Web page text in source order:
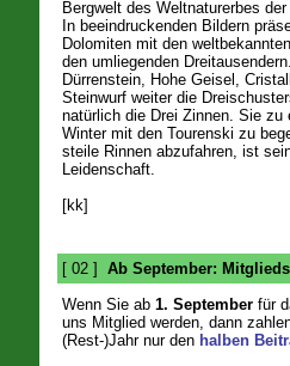
Bergwelt des Weltnaturerbes
In beeindruckenden Bildern
Dolomiten mit den
den umliegenden
Dürrenstein, Hohe Geisel,
Steinwurf weiter die
natürlich die Drei Zinnen. Sie zu
Winter mit den Tourenski zu
steile Rinnen abzufahren, ist
Leidenschaft.
[kk]
[ 02 ] Ab September:
Wenn Sie ab 1. Septemberfür
uns Mitglied werden, dann
(Rest-)Jahr nur den halben